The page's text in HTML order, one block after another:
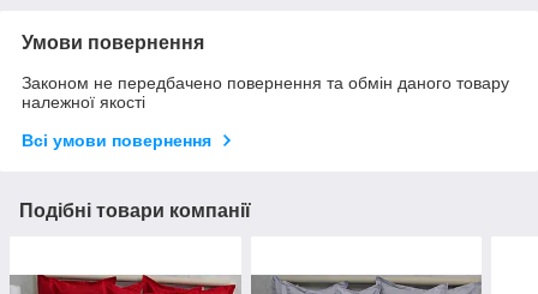
Умови повернення
Законом не передбачено повернення та обмін даного товару
належної якості
Всі умови повернення
Подібні товари компанії